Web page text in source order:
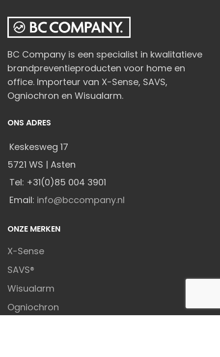
BC Company is een specialist in kwalitatieve
brandpreventieproducten voor home en
office. Importeur van X-Sense, SAVS,
Ogniochron en Wisualarm.
ONS ADRES
Keskesweg 17
5721 WS | Asten
Tel: +31(0)85 004 3901
Email: info@bccompany.nl
ONZE MERKEN
X-Sense
SAVS®
Wisualarm
Ogniochron